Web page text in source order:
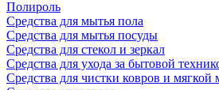
Полироль
Средства для мытья пола
Средства для мытья посуды
Средства для стекол и зеркал
Средства для ухода за бытовой
Средства для чистки ковров и мягкой